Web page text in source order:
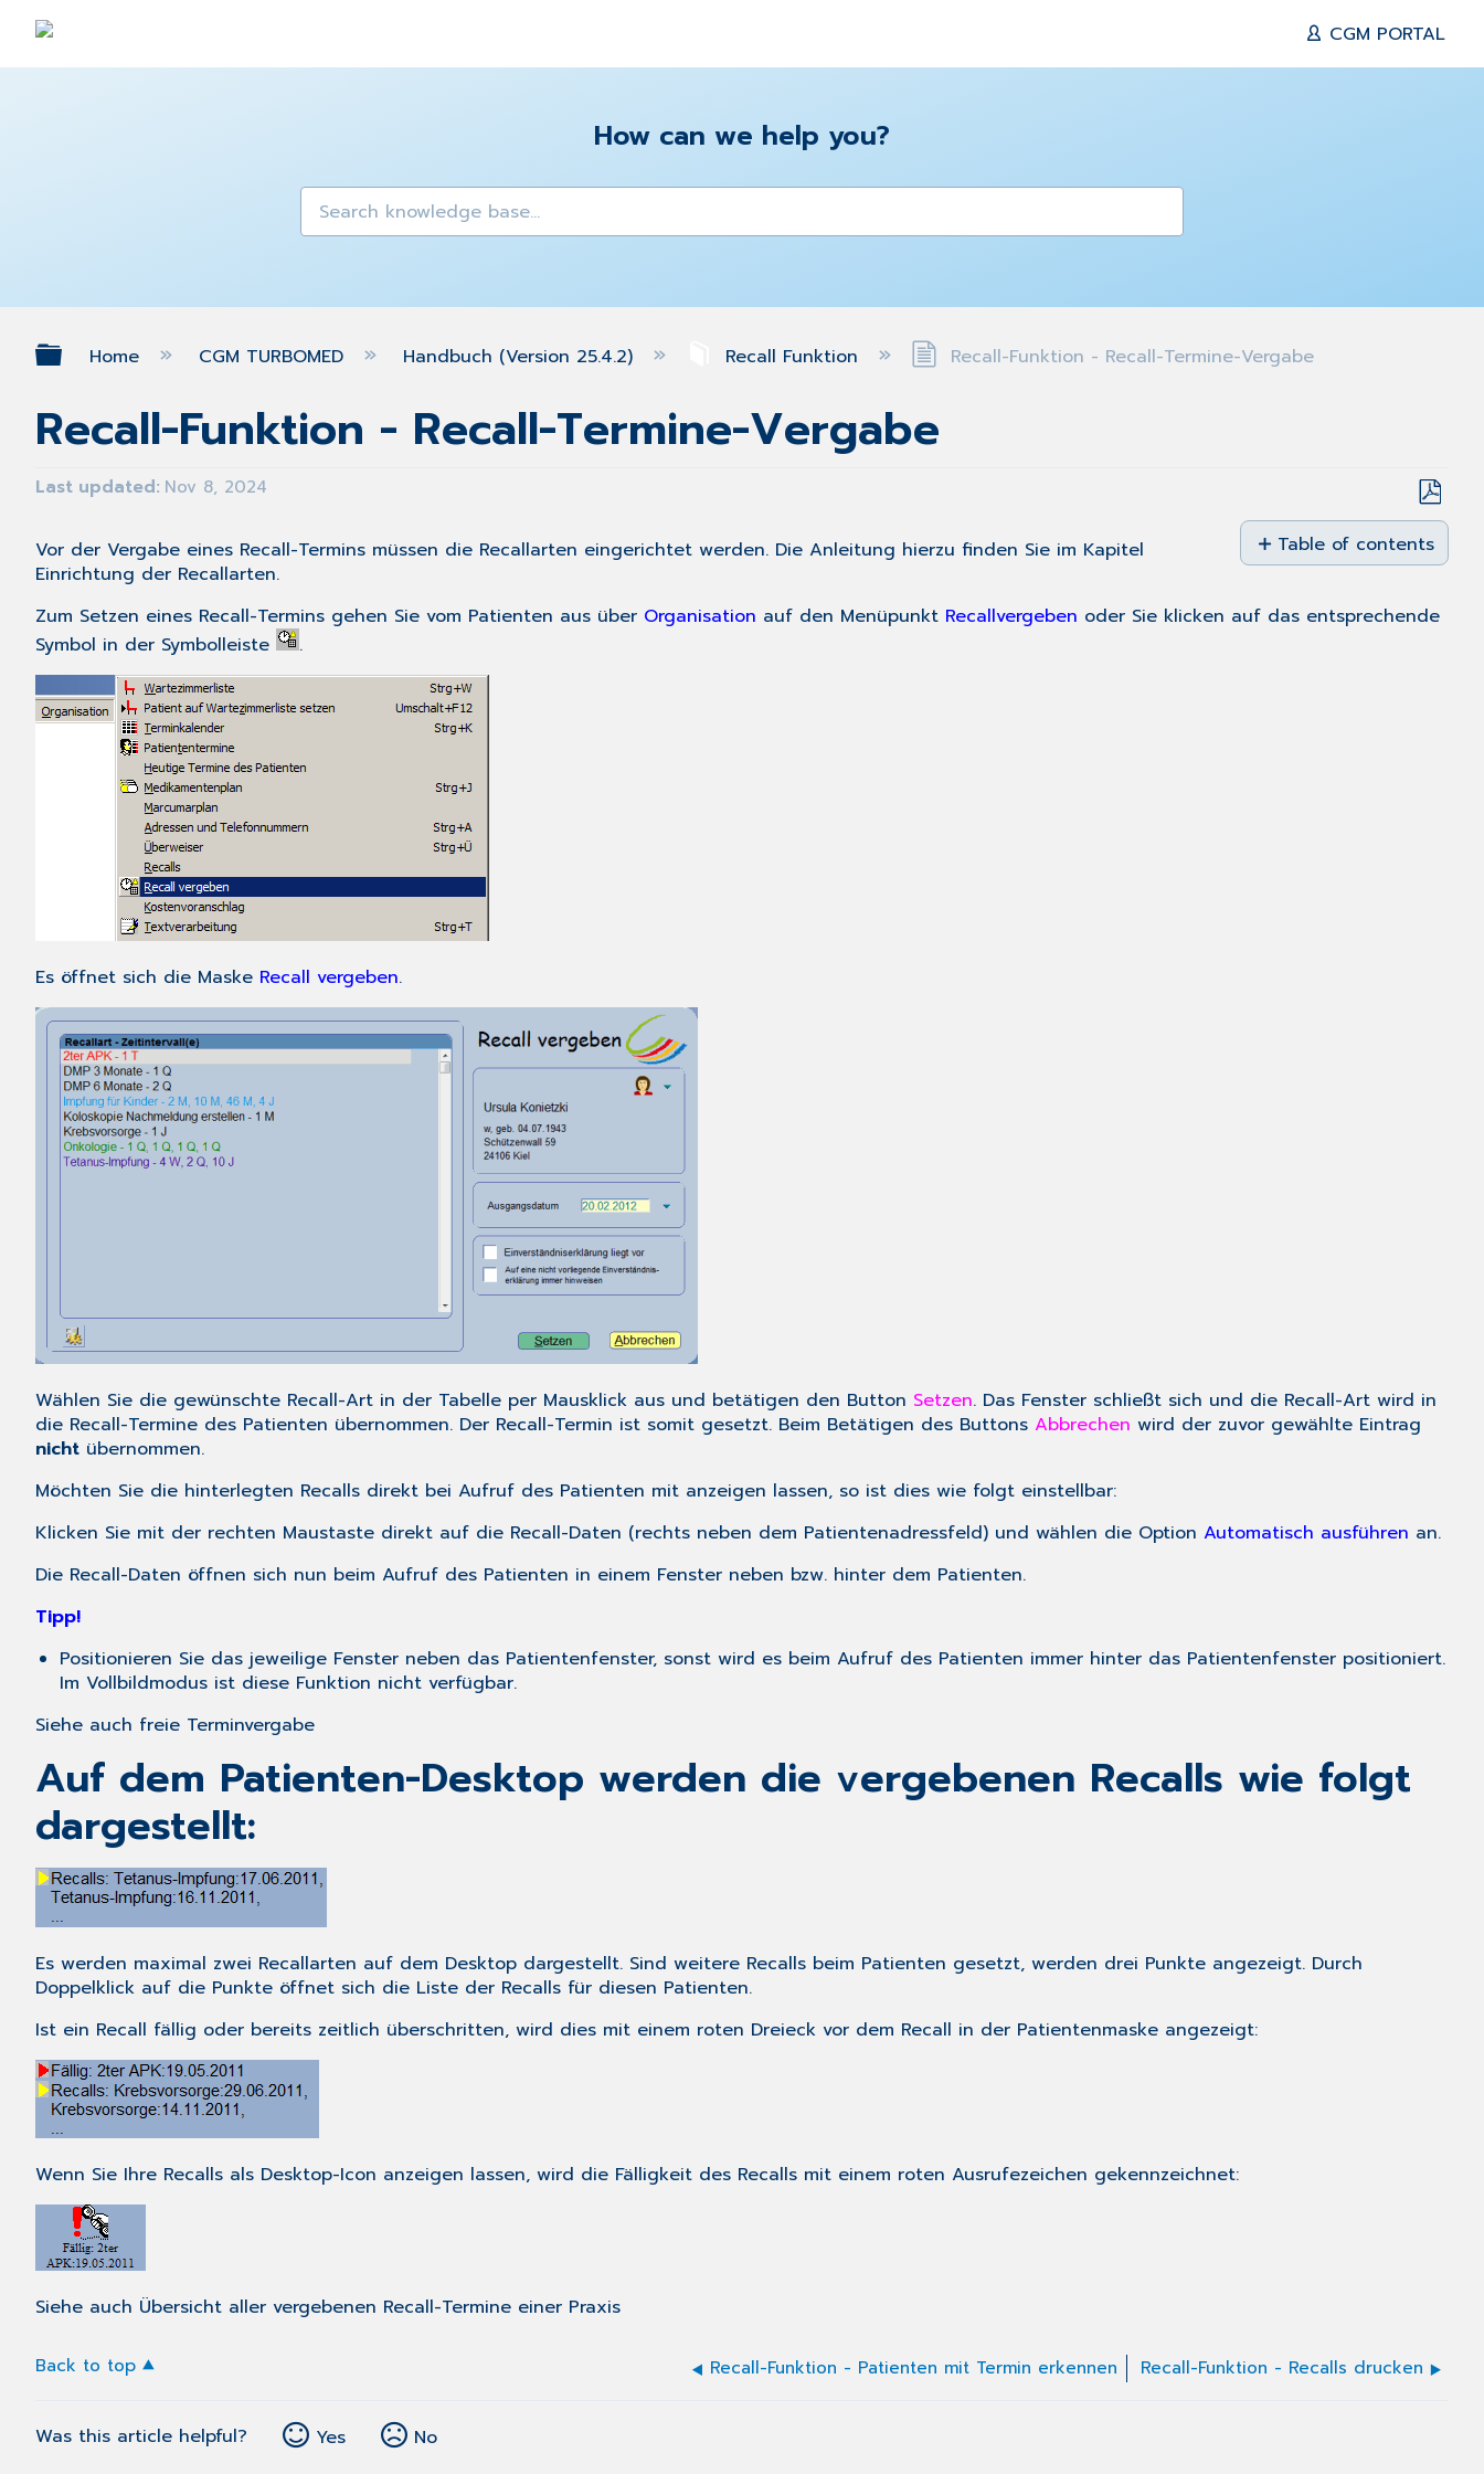
CGM PORTAL
How can we help you?
Expand/collapse global hierarchy
Home CGM TURBOMED Handbuch (Version 25.4.2) Recall Funktion Recall-Funktion - Recall-Termine-Vergabe
Recall-Funktion - Recall-Termine-Vergabe
Last updated Nov 8, 2024
Save
as
PDF
Table of contents
Patienten-
Vor der Vergabe eines Recall-Termins müssen die Recallarten eingerichtet werden. Die Anleitung hierzu finden Sie im Kapitel
Einrichtung der Recallarten.
Zum Setzen eines Recall-Termins gehen Sie vom Patienten aus über Organisation auf den Menüpunkt Recallvergeben oder Sie klicken auf das entsprechende
Symbol in der Symbolleiste
.
Es öffnet sich die Maske Recall vergeben.
Wählen Sie die gewünschte Recall-Art in der Tabelle per Mausklick aus und betätigen den Button Setzen. Das Fenster schließt sich und die Recall-Art wird in
die Recall-Termine des Patienten übernommen. Der Recall-Termin ist somit gesetzt. Beim Betätigen des Buttons Abbrechen wird der zuvor gewählte Eintrag
nicht übernommen.
Möchten Sie die hinterlegten Recalls direkt bei Aufruf des Patienten mit anzeigen lassen, so ist dies wie folgt einstellbar:
Klicken Sie mit der rechten Maustaste direkt auf die Recall-Daten (rechts neben dem Patientenadressfeld) und wählen die Option Automatisch ausführen an.
Die Recall-Daten öffnen sich nun beim Aufruf des Patienten in einem Fenster neben bzw. hinter dem Patienten.
Tipp!
Positionieren Sie das jeweilige Fenster neben das Patientenfenster, sonst wird es beim Aufruf des Patienten immer hinter das Patientenfenster positioniert.
Im Vollbildmodus ist diese Funktion nicht verfügbar.
Siehe auch freie Terminvergabe
Auf dem Patienten-Desktop werden die vergebenen Recalls wie folgt
dargestellt:
Es werden maximal zwei Recallarten auf dem Desktop dargestellt. Sind weitere Recalls beim Patienten gesetzt, werden drei Punkte angezeigt. Durch
Doppelklick auf die Punkte öffnet sich die Liste der Recalls für diesen Patienten.
Ist ein Recall fällig oder bereits zeitlich überschritten, wird dies mit einem roten Dreieck vor dem Recall in der Patientenmaske angezeigt:
Wenn Sie Ihre Recalls als Desktop-Icon anzeigen lassen, wird die Fälligkeit des Recalls mit einem roten Ausrufezeichen gekennzeichnet:
Siehe auch Übersicht aller vergebenen Recall-Termine einer Praxis
Back to top Recall-Funktion - Patienten mit Termin erkennen Recall-Funktion - Recalls drucken
Was this article helpful? Yes No